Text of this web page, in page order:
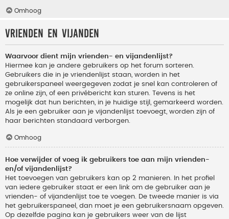
Omhoog
Vrienden en vijanden
Waarvoor dient mijn vrienden- en vijandenlijst?
Hiermee kan je andere gebruikers op het forum sorteren.
Gebruikers die in je vriendenlijst staan, worden in het
gebruikerspaneel weergegeven zodat je snel kan controleren of
ze online zijn, of een privébericht kan sturen. Tevens is het
mogelijk dat hun berichten, in je huidige stijl, gemarkeerd worden.
Als je een gebruiker aan je vijandenlijst toevoegt, worden zijn of
haar berichten standaard verborgen.
Omhoog
Hoe verwijder of voeg ik gebruikers toe aan mijn vrienden-
en/of vijandenlijst?
Het toevoegen van gebruikers kan op 2 manieren. In het profiel
van iedere gebruiker staat er een link om de gebruiker aan je
vrienden- of vijandenlijst toe te voegen. De tweede manier is via
het gebruikerspaneel, dan moet je een gebruikersnaam opgeven.
Op dezelfde pagina kan je gebruikers weer van de lijst